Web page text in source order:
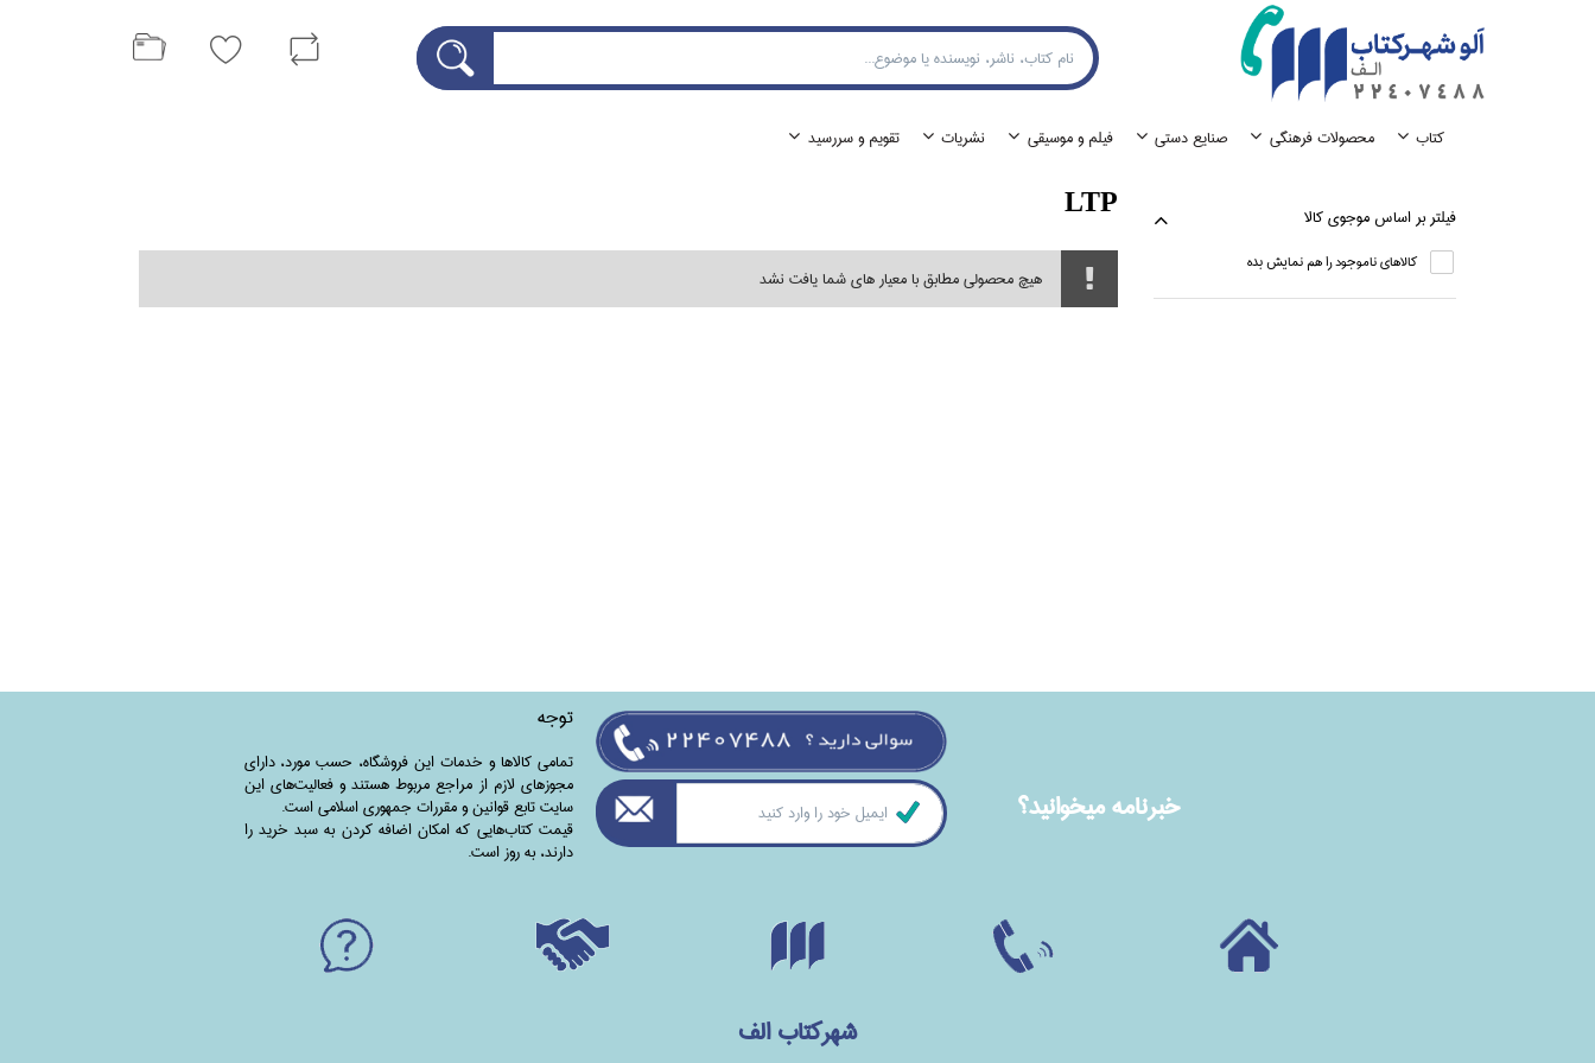
كتاب محصولات فرهنگي صنايع دستي فيلم و موسيقي نشريات تقويم و سررسيد
فيلتر بر اساس موجوي كالا
كالاهاي ناموجود را هم نمايش بده
LTP
هیچ محصولی مطابق با معیار های شما یافت نشد
خبرنامه ميخوانيد؟
توجه
تمامی‌ کالاها و خدمات این فروشگاه، حسب مورد،‌ دارای
مجوزهای لازم از مراجع مربوط هستند ‌و‌‌ فعالیت‌های این
سایت تابع قوانین و مقررات جمهوری اسلامی است.
قیمت کتاب‌هایی که امکان اضافه کردن به سبد خرید را
دارند،‌ به روز است.
شهرکتاب الف